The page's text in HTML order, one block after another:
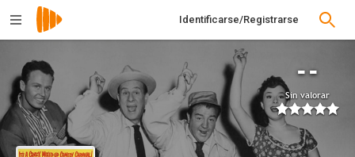
Identificarse/Registrarse
--
Sin valorar